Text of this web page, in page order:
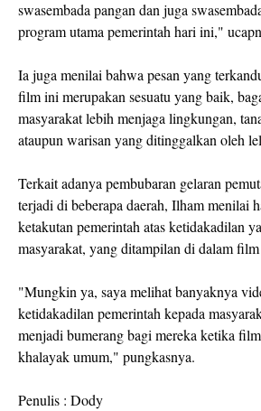
swasembada pangan dan juga
program utama pemerintah hari ini,"
Ia juga menilai bahwa pesan yang
film ini merupakan sesuatu yang baik,
masyarakat lebih menjaga lingkungan,
ataupun warisan yang ditinggalkan oleh
Terkait adanya pembubaran gelaran
terjadi di beberapa daerah, Ilham menilai
ketakutan pemerintah atas ketidakadilan
masyarakat, yang ditampilan di dalam film
"Mungkin ya, saya melihat banyaknya
ketidakadilan pemerintah kepada
menjadi bumerang bagi mereka ketika
khalayak umum," pungkasnya.
Penulis : Dody